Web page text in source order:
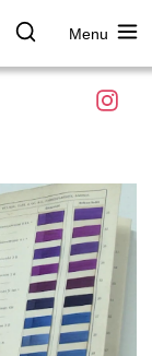
Menu